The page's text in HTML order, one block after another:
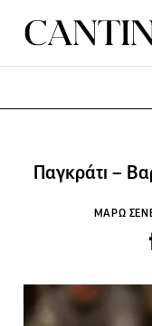
Παγκράτι –
ΜΑΡΩ